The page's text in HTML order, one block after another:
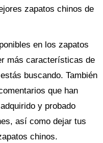
zapatos chinos de
en los zapatos
más características de
buscando. También
que han
y probado
así como dejar tus
chinos.